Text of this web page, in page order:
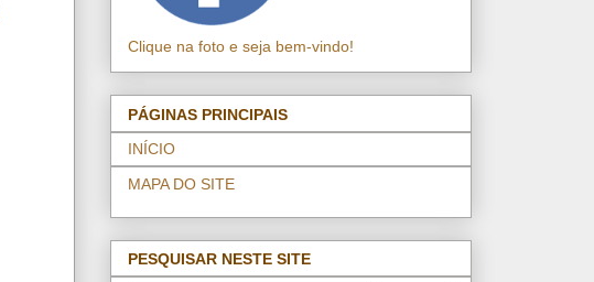
Clique na foto e seja bem-vindo!
PÁGINAS PRINCIPAIS
INÍCIO
MAPA DO SITE
PESQUISAR NESTE SITE